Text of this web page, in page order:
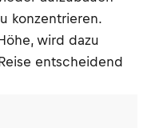
konzentrieren.
wird dazu
entscheidend